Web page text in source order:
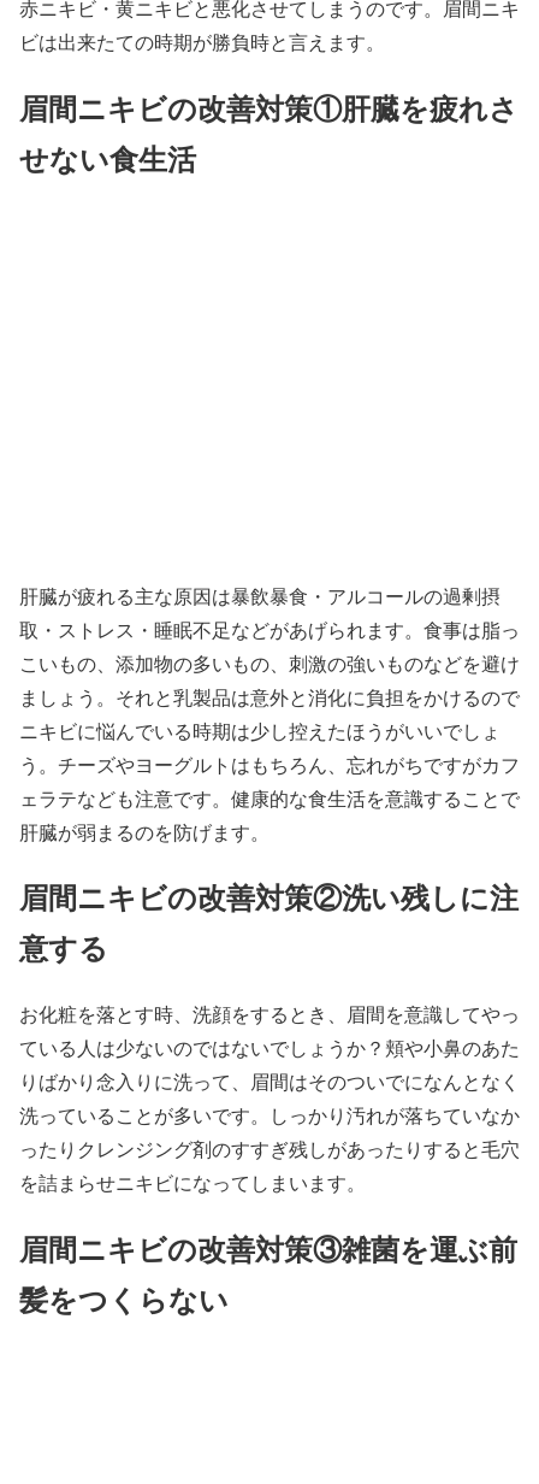
赤ニキビ・黄ニキビと悪化させてしまうのです。眉間ニキ
ビは出来たての時期が勝負時と言えます。
眉間ニキビの改善対策①肝臓を疲れさ
せない食生活
肝臓が疲れる主な原因は暴飲暴食・アルコールの過剰摂
取・ストレス・睡眠不足などがあげられます。食事は脂っ
こいもの、添加物の多いもの、刺激の強いものなどを避け
ましょう。それと乳製品は意外と消化に負担をかけるので
ニキビに悩んでいる時期は少し控えたほうがいいでしょ
う。チーズやヨーグルトはもちろん、忘れがちですがカフ
ェラテなども注意です。健康的な食生活を意識することで
肝臓が弱まるのを防げます。
眉間ニキビの改善対策②洗い残しに注
意する
お化粧を落とす時、洗顔をするとき、眉間を意識してやっ
ている人は少ないのではないでしょうか？頬や小鼻のあた
りばかり念入りに洗って、眉間はそのついでになんとなく
洗っていることが多いです。しっかり汚れが落ちていなか
ったりクレンジング剤のすすぎ残しがあったりすると毛穴
を詰まらせニキビになってしまいます。
眉間ニキビの改善対策③雑菌を運ぶ前
髪をつくらない